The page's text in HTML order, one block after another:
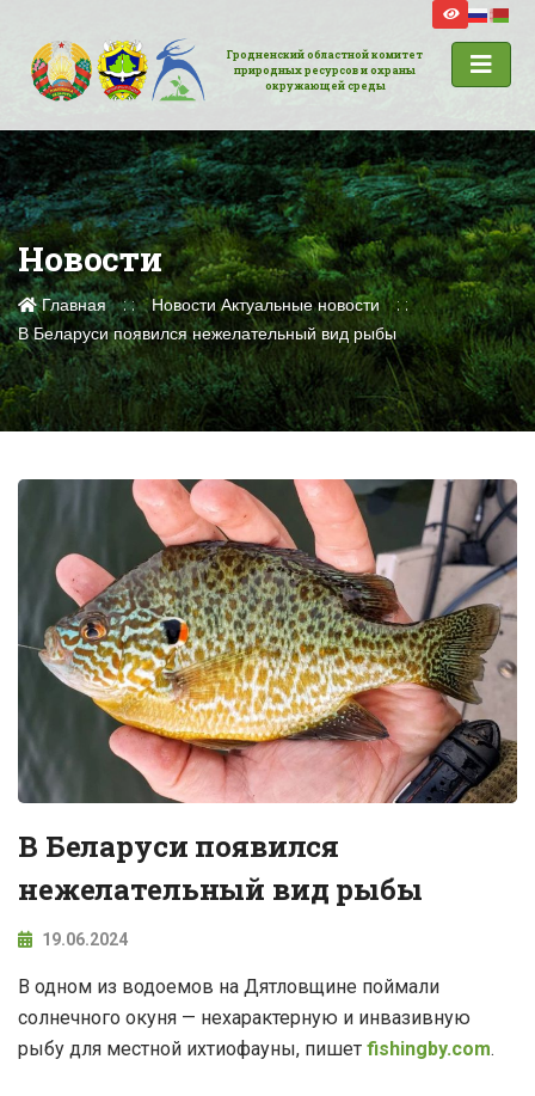
Гродненский областной комитет
природных ресурсов и охраны
окружающей среды
Новости
Главная Новости Актуальные новости
В Беларуси появился нежелательный вид рыбы
В Беларуси появился
нежелательный вид рыбы
19.06.2024
В одном из водоемов на Дятловщине поймали
солнечного окуня — нехарактерную и инвазивную
рыбу для местной ихтиофауны, пишет fishingby.com.